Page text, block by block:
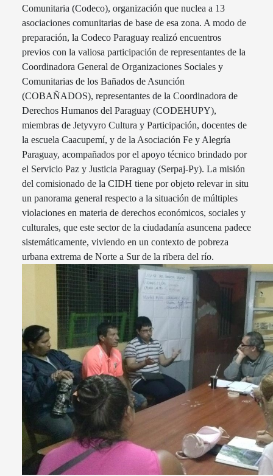
Comunitaria (Codeco), organización que nuclea a 13
asociaciones comunitarias de base de esa zona. A modo de
preparación, la Codeco Paraguay realizó encuentros
previos con la valiosa participación de representantes de la
Coordinadora General de Organizaciones Sociales y
Comunitarias de los Bañados de Asunción
(COBAÑADOS), representantes de la Coordinadora de
Derechos Humanos del Paraguay (CODEHUPY),
miembras de Jetyvyro Cultura y Participación, docentes de
la escuela Caacupemí, y de la Asociación Fe y Alegría
Paraguay, acompañados por el apoyo técnico brindado por
el Servicio Paz y Justicia Paraguay (Serpaj-Py). La misión
del comisionado de la CIDH tiene por objeto relevar in situ
un panorama general respecto a la situación de múltiples
violaciones en materia de derechos económicos, sociales y
culturales, que este sector de la ciudadanía asuncena padece
sistemáticamente, viviendo en un contexto de pobreza
urbana extrema de Norte a Sur de la ribera del río.